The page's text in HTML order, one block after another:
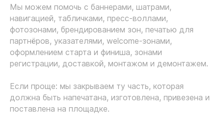
Мы можем помочь с баннерами, шатрами,
навигацией, табличками, пресс-воллами,
фотозонами, брендированием зон, печатью для
партнёров, указателями, welcome-зонами,
оформлением старта и финиша, зонами
регистрации, доставкой, монтажом и демонтажем.
Если проще: мы закрываем ту часть, которая
должна быть напечатана, изготовлена, привезена и
поставлена на площадке.